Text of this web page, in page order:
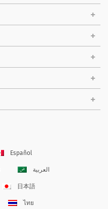
Español
العربية
日本語
ไทย